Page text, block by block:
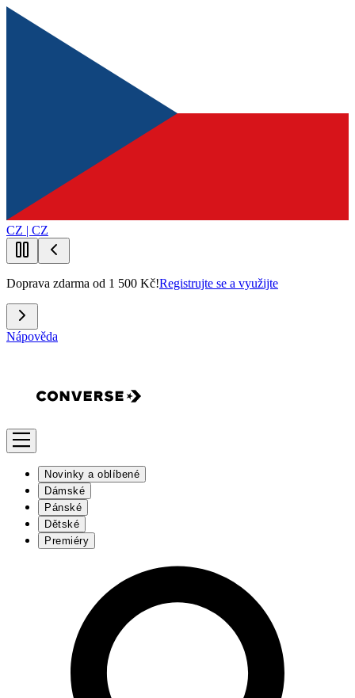
CZ | CZ
Doprava zdarma od 1 500 Kč!Registrujte se a využijte
Nápověda
Novinky a oblíbené
Dámské
Pánské
Dětské
Premiéry